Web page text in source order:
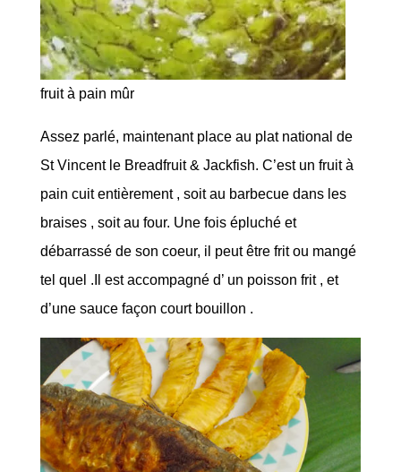
fruit à pain mûr
Assez parlé, maintenant place au plat national de
St Vincent le Breadfruit & Jackfish. C’est un fruit à
pain cuit entièrement , soit au barbecue dans les
braises , soit au four. Une fois épluché et
débarrassé de son coeur, il peut être frit ou mangé
tel quel .Il est accompagné d’ un poisson frit , et
d’une sauce façon court bouillon .